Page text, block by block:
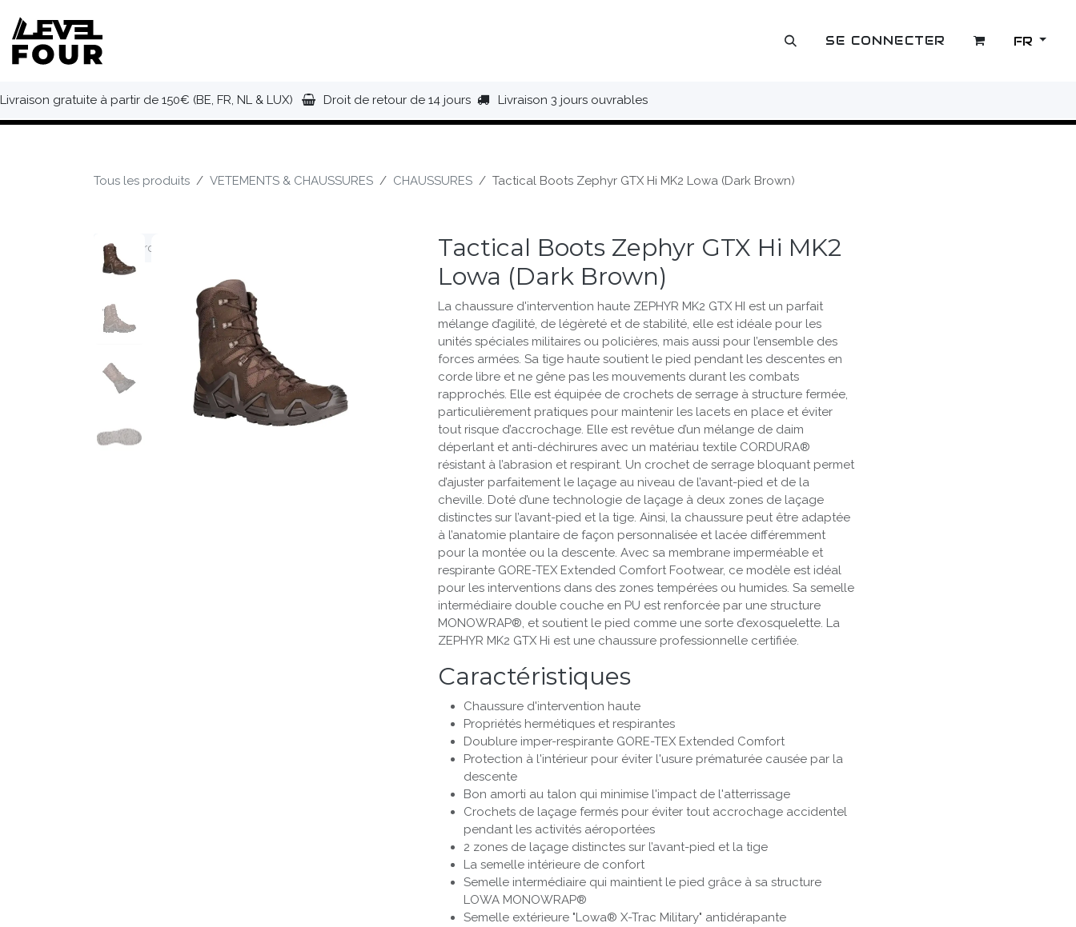
OUTLET SE CONNECTER FR
Livraison gratuite à partir de 150€ (BE, FR, NL & LUX) Droit de retour de 14 jours Livraison 3 jours ouvrables
Tous les produits VETEMENTS & CHAUSSURES CHAUSSURES Tactical Boots Zephyr GTX Hi MK2 Lowa (Dark Brown)
Tactical Boots Zephyr GTX Hi MK2
Lowa (Dark Brown)
La chaussure d'intervention haute ZEPHYR MK2 GTX HI est un parfait
mélange d’agilité, de légèreté et de stabilité, elle est idéale pour les
unités spéciales mili­taires ou poli­cières, mais aussi pour l’en­semble des
forces armées. Sa tige haute soutient le pied pendant les descentes en
corde libre et ne gêne pas les mouvements durant les combats
rapprochés. Elle est équipée de crochets de serrage à structure fermée,
parti­cu­liè­rement pratiques pour maintenir les lacets en place et éviter
tout risque d’ac­crochage. Elle est revêtue d’un mélange de daim
déperlant et anti-déchirures avec un matériau textile CORDURA®
résistant à l’abrasion et respirant. Un crochet de serrage bloquant permet
d’ajuster parfai­tement le laçage au niveau de l’avant-pied et de la
cheville. Doté d’une tech­nologie de laçage à deux zones de laçage
distinctes sur l’avant-pied et la tige. Ainsi, la chaussure peut être adaptée
à l’anatomie plantaire de façon person­nalisée et lacée diffé­remment
pour la montée ou la descente. Avec sa membrane imper­méable et
respirante GORE-TEX Extended Comfort Footwear, ce modèle est idéal
pour les inter­ventions dans des zones tempérées ou humides. Sa semelle
inter­mé­diaire double couche en PU est renforcée par une structure
MONOWRAP®, et soutient le pied comme une sorte d’exosquelette. La
ZEPHYR MK2 GTX Hi est une chaussure professionnelle certifiée.
Caractéristiques
Chaussure d'intervention haute
Propriétés hermétiques et respirantes
Doublure imper-respirante GORE-TEX Extended Comfort
Protection à l'intérieur pour éviter l'usure prématurée causée par la
descente
Bon amorti au talon qui minimise l'impact de l'atterrissage
Crochets de laçage fermés pour éviter tout accrochage accidentel
pendant les activités aéroportées
2 zones de laçage distinctes sur l’avant-pied et la tige
La semelle intérieure de confort
Semelle inter­mé­diaire qui maintient le pied grâce à sa structure
LOWA MONOWRAP®
Semelle extérieure "Lowa® X-Trac Military" antidérapante